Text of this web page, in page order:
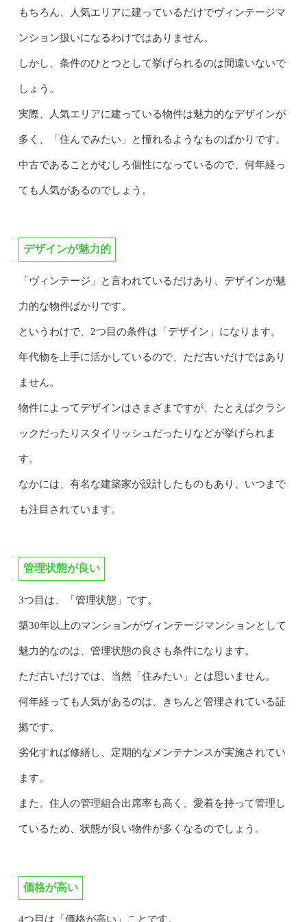
もちろん、人気エリアに建っているだけでヴィンテージマ
ンション扱いになるわけではありません。
しかし、条件のひとつとして挙げられるのは間違いないで
しょう。
実際、人気エリアに建っている物件は魅力的なデザインが
多く、「住んでみたい」と憧れるようなものばかりです。
中古であることがむしろ個性になっているので、何年経っ
ても人気があるのでしょう。
デザインが魅力的
「ヴィンテージ」と言われているだけあり、デザインが魅
力的な物件ばかりです。
というわけで、2つ目の条件は「デザイン」になります。
年代物を上手に活かしているので、ただ古いだけではあり
ません。
物件によってデザインはさまざまですが、たとえばクラシ
ックだったりスタイリッシュだったりなどが挙げられま
す。
なかには、有名な建築家が設計したものもあり、いつまで
も注目されています。
管理状態が良い
3つ目は、「管理状態」です。
築30年以上のマンションがヴィンテージマンションとして
魅力的なのは、管理状態の良さも条件になります。
ただ古いだけでは、当然「住みたい」とは思いません。
何年経っても人気があるのは、きちんと管理されている証
拠です。
劣化すれば修繕し、定期的なメンテナンスが実施されてい
ます。
また、住人の管理組合出席率も高く、愛着を持って管理し
ているため、状態が良い物件が多くなるのでしょう。
価格が高い
4つ目は「価格が高い」ことです。